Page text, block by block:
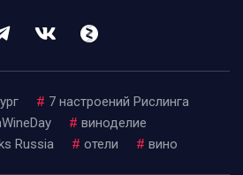
# 7 настроений Рислинга
# виноделие
Russia # отели # вино